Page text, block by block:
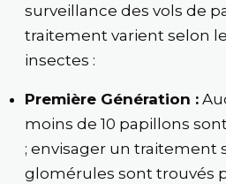
surveillance des vols de
traitement varient selon
insectes :
Première Génération :
moins de 10 papillons
; envisager un traitement
glomérules sont trouvés